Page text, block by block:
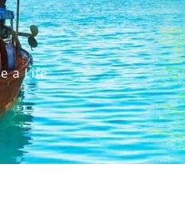
a Life